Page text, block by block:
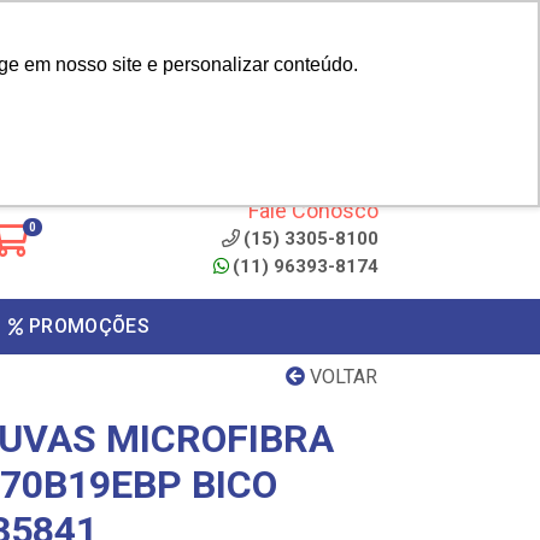
em nosso site e personalizar conteúdo.
0
Fale Conosco
(15) 3305-8100
(11) 96393-8174
PROMOÇÕES
VOLTAR
MICROFIBRA
BICO